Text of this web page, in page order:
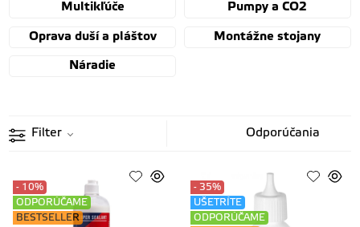
Multikľúče Pumpy a CO2
Oprava duší a pláštov Montážne stojany
Náradie
Filter
- 10%
ODPORÚČAME
BESTSELLER
- 35%
UŠETRÍTE
ODPORÚČAME